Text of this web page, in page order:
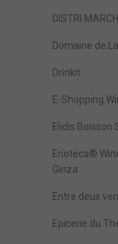
DISTRI
Domaine de
Drinkit
E-Shopping
Elidis Boisson
Enoteca®
Ginza
Entre deux
Epicerie du